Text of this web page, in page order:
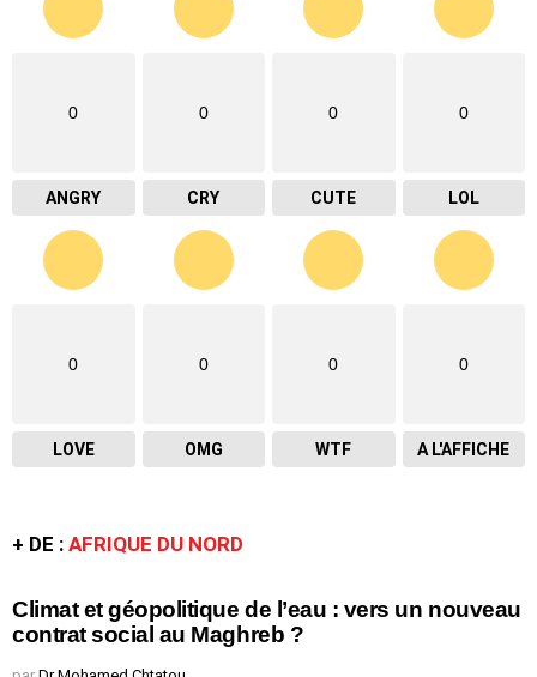
0
ANGRY
0
CRY
0
CUTE
0
LOL
0
LOVE
0
OMG
0
WTF
0
A L'AFFICHE
+ DE : AFRIQUE DU NORD
Climat et géopolitique de l’eau : vers un nouveau
contrat social au Maghreb ?